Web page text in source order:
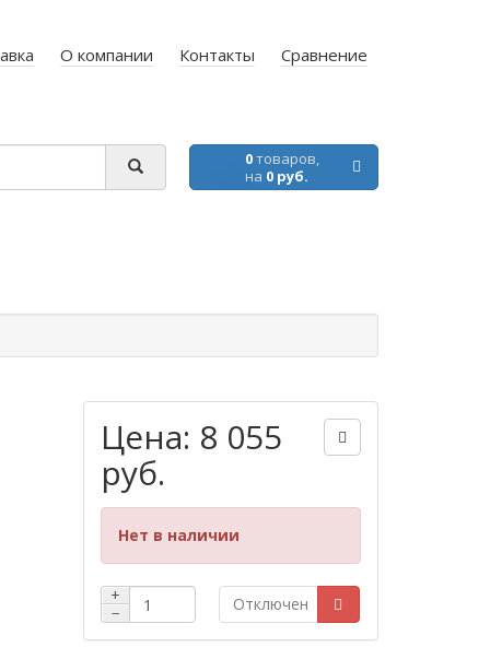
О компании Контакты Сравнение
0товаров,
на 0 руб.
Цена: 8 055
руб.
Нет в наличии
+
−
Отключен